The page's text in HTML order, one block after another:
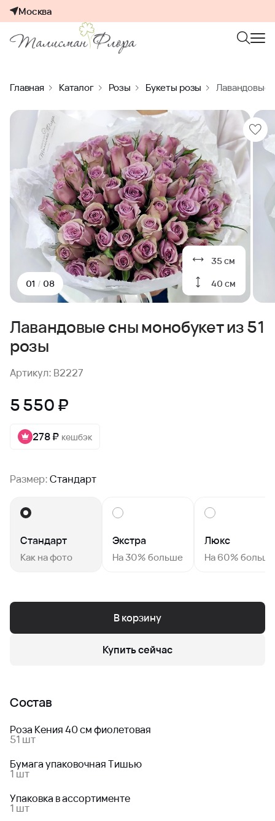
Москва
Главная Каталог Розы Букеты розы Лавандовые
35 см
40 см
01 / 08
Лавандовые сны монобукет из 51
розы
Артикул: B2227
5 550 ₽
278 ₽ кешбэк
Размер:Стандарт
Стандарт
Как на фото
Экстра
На 30% больше
Люкс
На 60% больше
В корзину
Купить сейчас
Состав
Роза Кения 40 см фиолетовая
51 шт
Бумага упаковочная Тишью
1 шт
Упаковка в ассортименте
1 шт